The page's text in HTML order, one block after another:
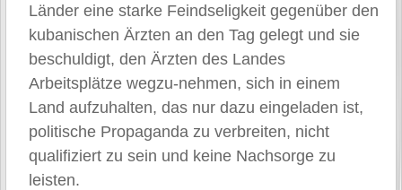
Länder eine starke Feindseligkeit gegenüber den
kubanischen Ärzten an den Tag gelegt und sie
beschuldigt, den Ärzten des Landes
Arbeitsplätze wegzu-nehmen, sich in einem
Land aufzuhalten, das nur dazu eingeladen ist,
politische Propaganda zu verbreiten, nicht
qualifiziert zu sein und keine Nachsorge zu
leisten.